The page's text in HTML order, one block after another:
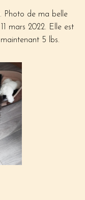
Photo de ma belle
mars 2022. Elle est
5 lbs.